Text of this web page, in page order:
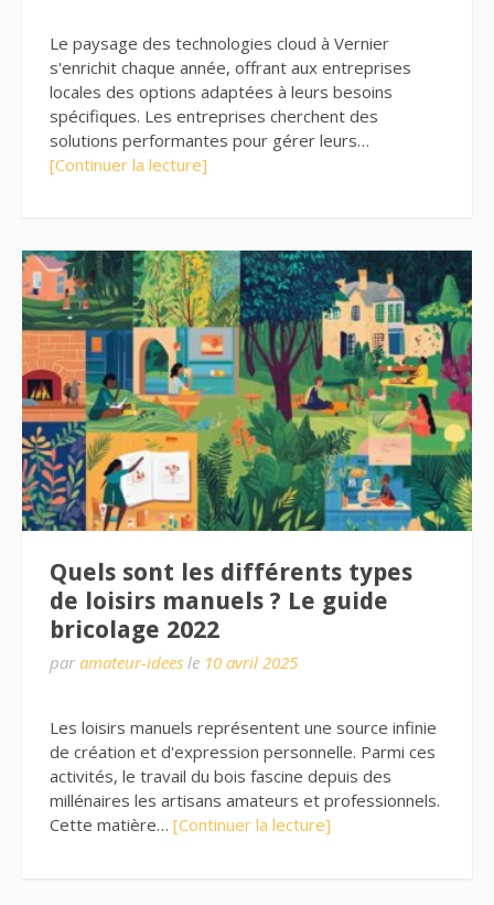
Le paysage des technologies cloud à Vernier
s'enrichit chaque année, offrant aux entreprises
locales des options adaptées à leurs besoins
spécifiques. Les entreprises cherchent des
solutions performantes pour gérer leurs…
[Continuer la lecture]
Quels sont les différents types
de loisirs manuels ? Le guide
bricolage 2022
par amateur-idees le 10 avril 2025
Les loisirs manuels représentent une source infinie
de création et d'expression personnelle. Parmi ces
activités, le travail du bois fascine depuis des
millénaires les artisans amateurs et professionnels.
Cette matière… [Continuer la lecture]